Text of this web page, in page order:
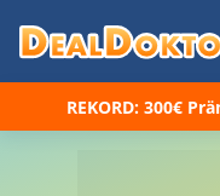
REKORD: 300€